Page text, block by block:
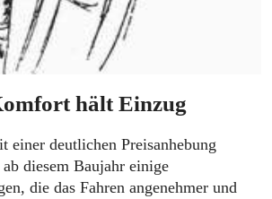
hält Einzug
einer deutlichen Preisanhebung
diesem Baujahr einige
die das Fahren angenehmer und